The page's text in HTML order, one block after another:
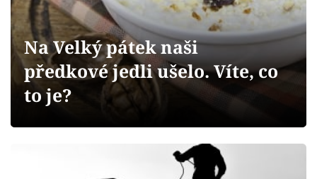
Přihlášení
Sledujte nás
Na Velký pátek naši
předkové jedli ušelo. Víte, co
to je?